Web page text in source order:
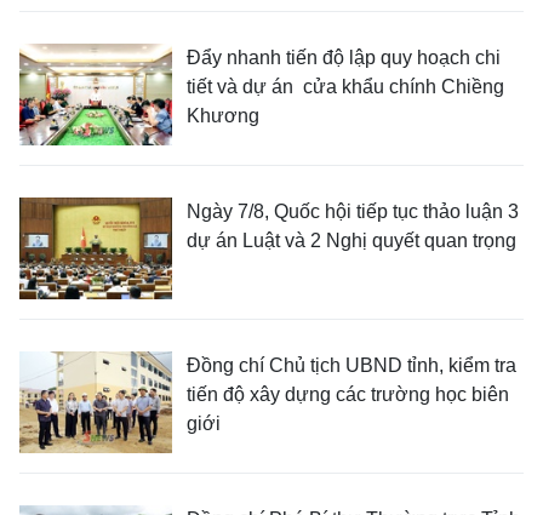
Đẩy nhanh tiến độ lập quy hoạch chi
tiết và dự án cửa khẩu chính Chiềng
Khương
Ngày 7/8, Quốc hội tiếp tục thảo luận 3
dự án Luật và 2 Nghị quyết quan trọng
Đồng chí Chủ tịch UBND tỉnh, kiểm tra
tiến độ xây dựng các trường học biên
giới